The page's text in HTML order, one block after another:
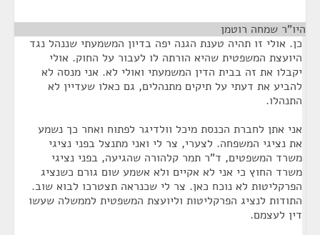
היו"ר שמחה רוטמן
כן. אולי זו תהיה טענת הגנה יפה בדיון המשמעתי שננהל נגד
היועצת המשפטית שהיא הורתה לו לעבור על החוק. אולי
יקבלו את זה בבית הדין המשמעתי ואולי לא. אני מנסה לא
להביע את דעתי על תיקים מתנהלים, גם כאלו שעדיין לא
התנהלו.
אני אתן לחברת הכנסת מיכל וולדיגר לפתוח ואחר כך נשמע
את נציגי המשפחה. לצערי, צר לי ואני מתנצל בפני נציגי
משרד המשפטים, ד"ר תמר קלהורה שהגיעה, בפני נציגי
משרד החוץ כי אני לא אקיים ולא אשמע שום גורם כשנציג
הפרקליטות לא נוכח כאן. צר לי שכנראה תצטרכו לבוא שוב.
התודות לנציג הפרקליטות וליועצת המשפטית לממשלה שעשו
דין לעצמם.